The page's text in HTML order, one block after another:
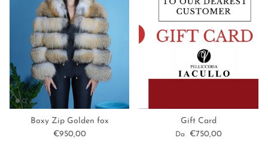
Boxy Zip Golden fox
€950,00
Gift Card
Da €750,00